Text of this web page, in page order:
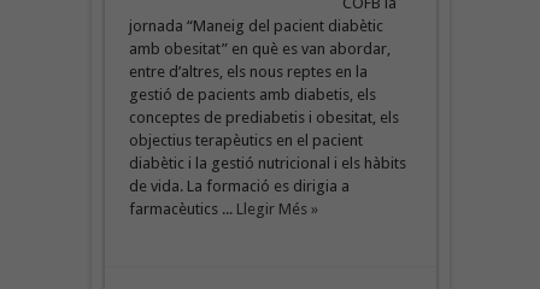
jornada “Maneig del pacient diabètic
amb obesitat” en què es van abordar,
entre d’altres, els nous reptes en la
gestió de pacients amb diabetis, els
conceptes de prediabetis i obesitat, els
objectius terapèutics en el pacient
diabètic i la gestió nutricional i els hàbits
de vida. La formació es dirigia a
farmacèutics ... Llegir Més »